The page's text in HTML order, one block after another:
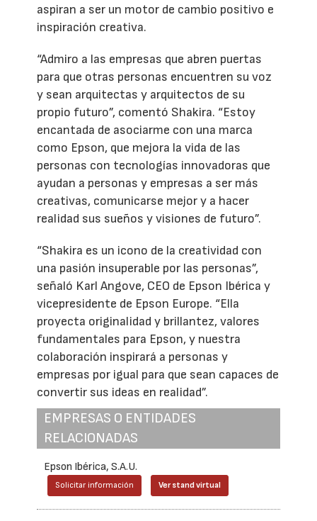
aspiran a ser un motor de cambio positivo e
inspiración creativa.
“Admiro a las empresas que abren puertas
para que otras personas encuentren su voz
y sean arquitectas y arquitectos de su
propio futuro”, comentó Shakira. “Estoy
encantada de asociarme con una marca
como Epson, que mejora la vida de las
personas con tecnologías innovadoras que
ayudan a personas y empresas a ser más
creativas, comunicarse mejor y a hacer
realidad sus sueños y visiones de futuro”.
“Shakira es un icono de la creatividad con
una pasión insuperable por las personas”,
señaló Karl Angove, CEO de Epson Ibérica y
vicepresidente de Epson Europe. “Ella
proyecta originalidad y brillantez, valores
fundamentales para Epson, y nuestra
colaboración inspirará a personas y
empresas por igual para que sean capaces de
convertir sus ideas en realidad”.
EMPRESAS O ENTIDADES
RELACIONADAS
Epson Ibérica, S.A.U.
Solicitar información Ver stand virtual